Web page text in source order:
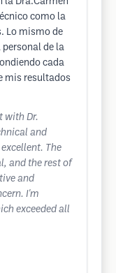
como la
Lo mismo de
de la
cada
mis resultados
with Dr.
and
The
and the rest of
and
I'm
exceeded all